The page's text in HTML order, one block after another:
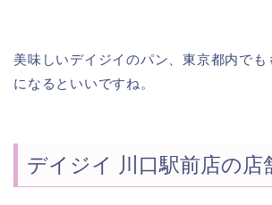
美味しいデイジイのパン、東京都内でも
になるといいですね。
デイジイ 川口駅前店の店